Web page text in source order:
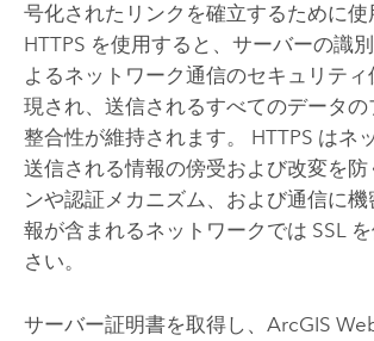
号化されたリンクを確立するために使
HTTPS を使用すると、サーバーの識
よるネットワーク通信のセキュリテ
現され、送信されるすべてのデータの
整合性が維持されます。 HTTPS はネ
送信される情報の傍受および改変を防
ンや認証メカニズム、および通信に
報が含まれるネットワークでは SSL
さい。
サーバー証明書を取得し、 ArcGIS